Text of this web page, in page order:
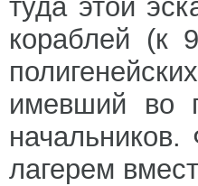
туда этой
кораблей (к
имевший во
лагерем